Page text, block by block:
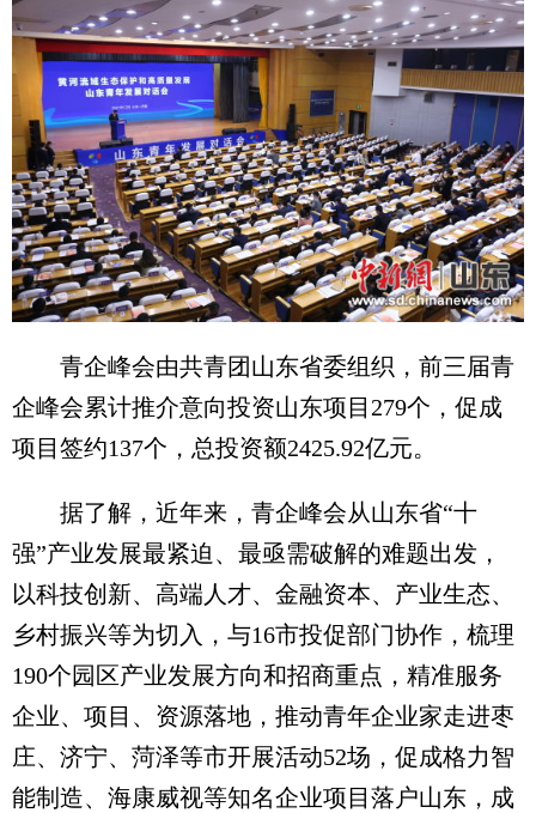
青企峰会由共青团山东省委组织，前三届青
企峰会累计推介意向投资山东项目279个，促成
项目签约137个，总投资额2425.92亿元。
据了解，近年来，青企峰会从山东省“十
强”产业发展最紧迫、最亟需破解的难题出发，
以科技创新、高端人才、金融资本、产业生态、
乡村振兴等为切入，与16市投促部门协作，梳理
190个园区产业发展方向和招商重点，精准服务
企业、项目、资源落地，推动青年企业家走进枣
庄、济宁、菏泽等市开展活动52场，促成格力智
能制造、海康威视等知名企业项目落户山东，成